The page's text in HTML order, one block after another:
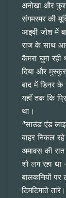
अनोखा और
संगमरमर की
आइवी जोश में
राज के साथ
कैमरा घुमा
दिया और
बाद में डिनर के
यहाँ तक कि
था।
“साउंड एंड
बाहर निकल
अमावस की
शो लग रहा
बालकनियों
टिमटिमाते